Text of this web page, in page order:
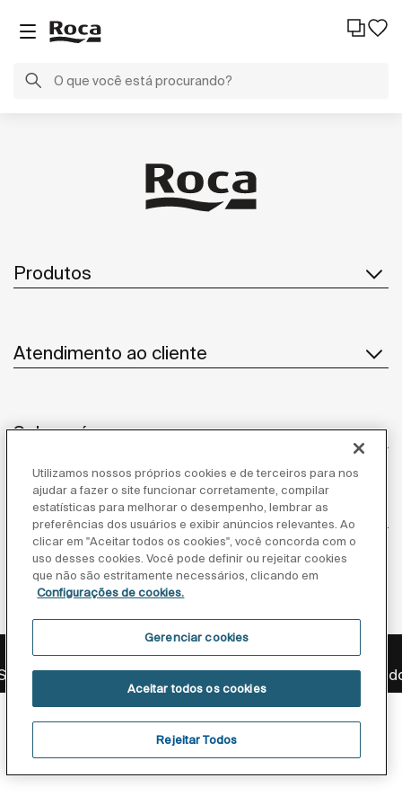
Produtos
Atendimento ao cliente
Sobre nós
Inspiração
Siga-nos
Política de privacidade Aviso legal Aviso de cookies
Brasil LTDA., CNPJ/ME 75.801.902/0001-26.
Utilizamos nossos próprios cookies e de terceiros para nos
ajudar a fazer o site funcionar corretamente, compilar
estatísticas para melhorar o desempenho, lembrar as
preferências dos usuários e exibir anúncios relevantes. Ao
clicar em "Aceitar todos os cookies", você concorda com o
uso desses cookies. Você pode definir ou rejeitar cookies
que não são estritamente necessários, clicando em
Configurações de cookies.
Gerenciar cookies
Rejeitar Todos
Aceitar todos os cookies